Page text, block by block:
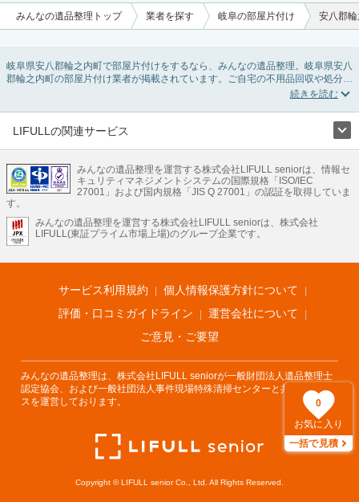
0
お気に入り
一括で見積
みんなの遺品整理トップ 業者を探す 岐阜の部屋片付け 安八郡
岐阜県安八郡輪之内町で部屋片付けをするなら、みんなの遺品整理。岐阜県安八
郡輪之内町の部屋片付け業者が掲載されています。ご自宅の不用品回収や処分品
の仕分け、貴重品の捜索などの依頼ができます。岐阜県安八郡輪之内町の部屋片
を利用し検索してみましょう。部屋片付けはいつか着手しようと思っていると、
ご自分で無理なくできる片付け方法やご実家の片付けノウハウもお届けしていま
すので、ぜひあわせてご覧ください。
LIFULLの関連サービス
不動産・住宅
引越し 老人ホーム 地方創生 ママの就労支援
不動産クラウドファンディング 遺品整理 老後の暮らし情報
LIFULL HOME'Sのサービス
不動産・住宅
不動産査定 マンション専門売却査定 不動産投資 アドバイザー
不動産アーカイブ
空き家バンク 家賃相場 不動産会社
まちむすび
不動産用語集 住まいのお役立ち情報
LIFULL HOME'S PRESS
アプリ 不動産データ 不動産転職
みんなの遺品整理を運営する株式会社LIFULL seniorは、情報セ
キュリティマネジメントシステムの国際規格「ISO/IEC
27001」および国内規格「JIS Q 27001」の認証を取得していま
す。
みんなの遺品整理を運営する株式会社LIFULL seniorは、株式会社
LIFULL(東証プライム市場上場)のグループ企業です。
サービス利用規約
個人情報保護方針について
評価・口コミガイドライン
運営会社について
ご意見・ご要望
みんなの遺品整理は、株式会社LIFULL seniorが一般財団法人遺品整理士
認定協会、および一般社団法人事件現場特殊清掃センターと共同でサービ
スを運営しております。
Copyright © LIFULL senior Co., Ltd. All Rights Reserved.